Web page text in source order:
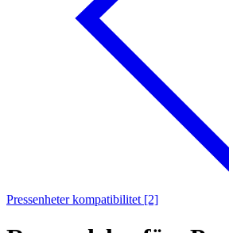
Pressenheter kompatibilitet [2]